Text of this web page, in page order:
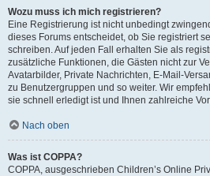
Wozu muss ich mich registrieren?
Eine Registrierung ist nicht unbedingt
dieses Forums entscheidet, ob Sie registriert
schreiben. Auf jeden Fall erhalten Sie als
zusätzliche Funktionen, die Gästen nicht zur
Avatarbilder, Private Nachrichten, E-Mail-
zu Benutzergruppen und so weiter. Wir
sie schnell erledigt ist und Ihnen zahlreiche
Nach oben
Was ist COPPA?
COPPA, ausgeschrieben Children’s Online